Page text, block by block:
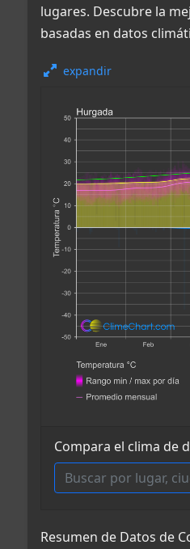
lugares. Descubre la
basadas en datos
expandir
Compara el clima de
Resumen de Datos de